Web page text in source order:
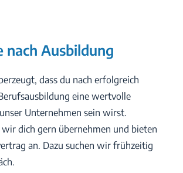
nach Ausbildung
dass du nach erfolgreich
eine wertvolle
Unternehmen sein wirst.
dich gern übernehmen und bieten
an. Dazu suchen wir frühzeitig